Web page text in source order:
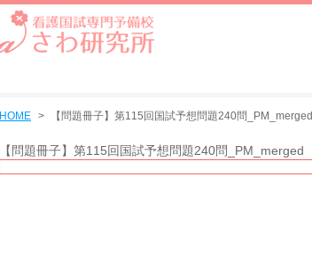
HOME 【問題冊子】第115回国試予想問題240問_PM_merged
【問題冊子】第115回国試予想問題240問_PM_merged